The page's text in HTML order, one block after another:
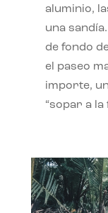
aluminio,
una
de fondo
el paseo
importe,
“sopar a la